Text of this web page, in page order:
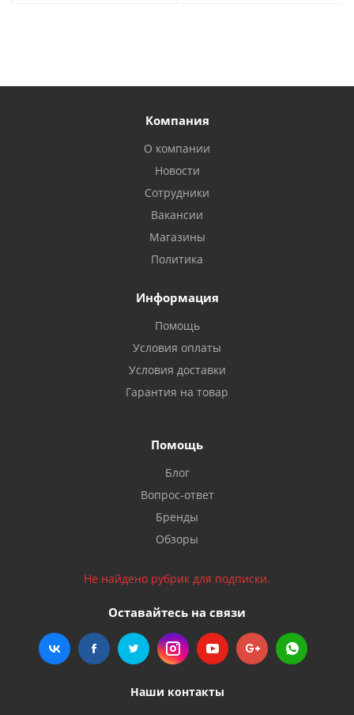
Компания
О компании
Новости
Сотрудники
Вакансии
Магазины
Политика
Информация
Помощь
Условия оплаты
Условия доставки
Гарантия на товар
Помощь
Блог
Вопрос-ответ
Бренды
Обзоры
Не найдено рубрик для подписки.
Оставайтесь на связи
Наши контакты